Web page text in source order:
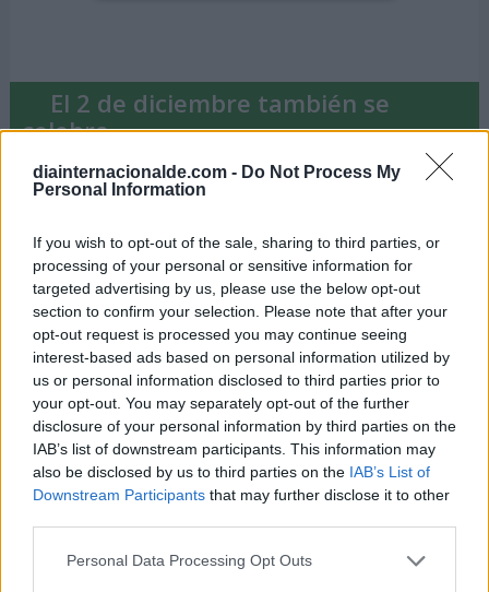
diainternacionalde.com - Do Not Process My
Personal Information
If you wish to opt-out of the sale, sharing to third parties, or
processing of your personal or sensitive information for
targeted advertising by us, please use the below opt-out
section to confirm your selection. Please note that after your
opt-out request is processed you may continue seeing
interest-based ads based on personal information utilized by
us or personal information disclosed to third parties prior to
your opt-out. You may separately opt-out of the further
disclosure of your personal information by third parties on the
IAB’s list of downstream participants. This information may
also be disclosed by us to third parties on the IAB’s List of
Downstream Participants that may further disclose it to other
Personal Data Processing Opt Outs
El 2 de diciembre también se
celebra ...
-Día Mundial de los Futuros
-Día Mundial de la Alfabetización Informática
Días Internacionales y Mundiales
cercanos
3 de diciembre
-Día Internacional de las Personas con
Discapacidad
Día Internacional del Médico